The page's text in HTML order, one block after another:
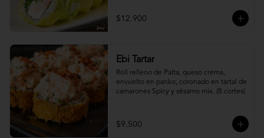
$12.900
Ebi Tartar
Roll relleno de Palta, queso crema,
envuelto en panko, coronado en tartal de
camarones Spicy y sésamo mix. (8 cortes)
$9.500